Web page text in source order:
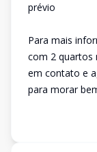
prévio
Para mais
com 2 quartos
em contato e
para morar